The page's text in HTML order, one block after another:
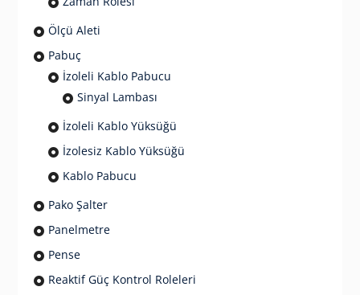
Ölçü Aleti
Pabuç
İzoleli Kablo Pabucu
Sinyal Lambası
İzoleli Kablo Yüksüğü
İzolesiz Kablo Yüksüğü
Kablo Pabucu
Pako Şalter
Panelmetre
Pense
Reaktif Güç Kontrol Roleleri